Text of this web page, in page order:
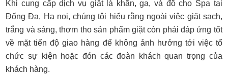
Khi cung cấp dịch vụ giặt là khăn, ga, và đồ cho Spa tại
Đống Đa, Ha noi, chúng tôi hiểu rằng ngoài việc giặt sạch,
trắng và sáng, thơm tho sản phẩm giặt còn phải đáp ứng tốt
về mặt tiến độ giao hàng để không ảnh hưởng tới việc tổ
chức sự kiện hoặc đón các đoàn khách quan trọng của
khách hàng.